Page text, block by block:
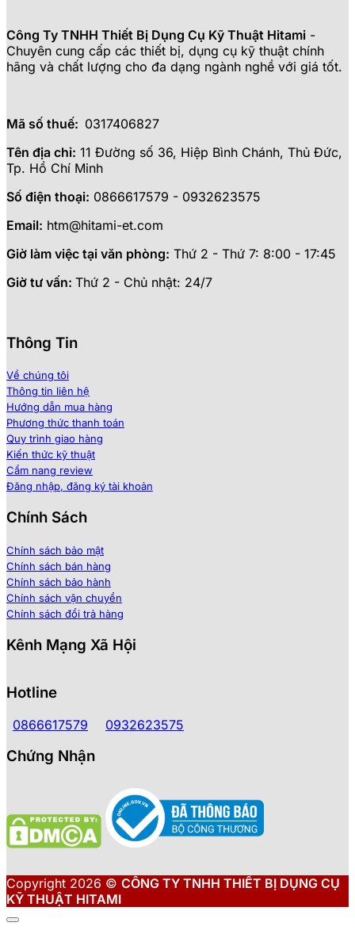
Công Ty TNHH Thiết Bị Dụng Cụ Kỹ Thuật Hitami -
Chuyên cung cấp các thiết bị, dụng cụ kỹ thuật chính
hãng và chất lượng cho đa dạng ngành nghề với giá tốt.
Mã số thuế: 0317406827
Tên địa chỉ: 11 Đường số 36, Hiệp Bình Chánh, Thủ Đức,
Tp. Hồ Chí Minh
Số điện thoại: 0866617579 - 0932623575
Email: htm@hitami-et.com
Giờ làm việc tại văn phòng: Thứ 2 - Thứ 7: 8:00 - 17:45
Giờ tư vấn: Thứ 2 - Chủ nhật: 24/7
Thông Tin
Về chúng tôi
Thông tin liên hệ
Hướng dẫn mua hàng
Phương thức thanh toán
Quy trình giao hàng
Kiến thức kỹ thuật
Cẩm nang review
Đăng nhập, đăng ký tài khoản
Chính Sách
Chính sách bảo mật
Chính sách bán hàng
Chính sách bảo hành
Chính sách vận chuyển
Chính sách đổi trả hàng
Kênh Mạng Xã Hội
Hotline
0866617579 0932623575
Chứng Nhận
Copyright 2026 © CÔNG TY TNHH THIẾT BỊ DỤNG CỤ
KỸ THUẬT HITAMI